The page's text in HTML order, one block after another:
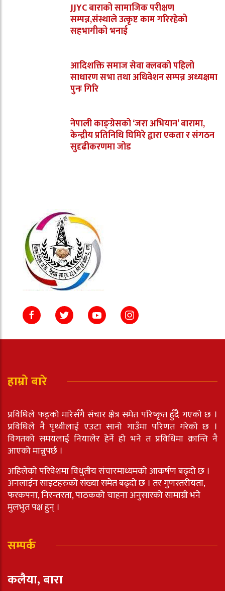
JJYC बाराको सामाजिक परीक्षण
सम्पन्न,संस्थाले उत्कृष्ट काम गरिरहेको
सहभागीको भनाई
आदिशक्ति समाज सेवा क्लबको पहिलो
साधारण सभा तथा अधिवेशन सम्पन्न अध्यक्षमा
पुनः गिरि
नेपाली काङ्ग्रेसको ‘जरा अभियान’ बारामा,
केन्द्रीय प्रतिनिधि घिमिरे द्वारा एकता र संगठन
सुदृढीकरणमा जोड
हाम्रो बारे
प्रविधिले फड्को मारेसँगै संचार क्षेत्र समेत परिष्कृत हुँदै गएको छ ।
प्रविधिले नै पृथ्वीलाई एउटा सानो गाउँमा परिणत गरेको छ ।
विगतको समयलाई नियालेर हेर्ने हो भने त प्रविधिमा क्रान्ति नै
आएको मान्नुपर्छ ।
अहिलेको परिवेशमा विधुतीय संचारमाध्यमको आकर्षण बढ्दो छ ।
अनलाईन साइटहरुको संख्या समेत बढ्दो छ । तर गुणस्तरीयता,
फरकपना, निरन्तरता, पाठकको चाहना अनुसारको सामाग्री भने
मुलभुत पक्ष हुन् ।
सम्पर्क
कलैया, बारा